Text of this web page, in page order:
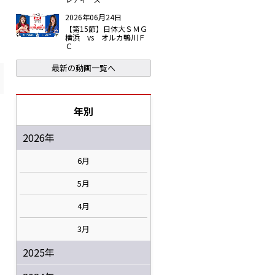
2026年06月24日
【第15節】日体大ＳＭＧ
横浜 vs オルカ鴨川Ｆ
Ｃ
最新の動画一覧へ
年別
2026年
6月
5月
4月
3月
2025年